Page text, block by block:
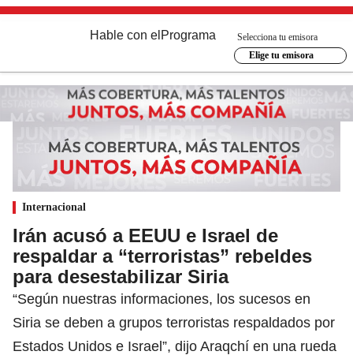
Hable con el Programa
Selecciona tu emisora
Elige tu emisora
Internacional
Irán acusó a EEUU e Israel de
respaldar a “terroristas” rebeldes
para desestabilizar Siria
“Según nuestras informaciones, los sucesos en
Siria se deben a grupos terroristas respaldados por
Estados Unidos e Israel”, dijo Araqchí en una rueda